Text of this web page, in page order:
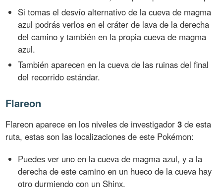
Si tomas el desvío alternativo de la cueva de magma
azul podrás verlos en el cráter de lava de la derecha
del camino y también en la propia cueva de magma
azul.
También aparecen en la cueva de las ruinas del final
del recorrido estándar.
Flareon
Flareon aparece en los niveles de investigador3 de esta
ruta, estas son las localizaciones de este Pokémon:
Puedes ver uno en la cueva de magma azul, y a la
derecha de este camino en un hueco de la cueva hay
otro durmiendo con un Shinx.